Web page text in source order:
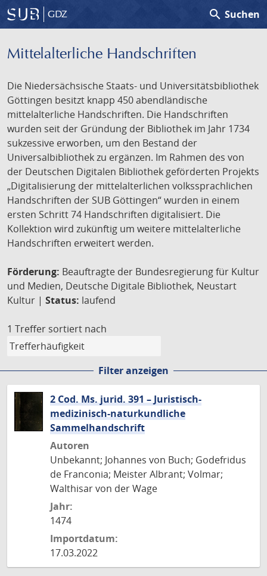
GDZ search Suchen
Mittelalterliche Handschriften
Die Niedersächsische Staats- und Universitätsbibliothek
Göttingen besitzt knapp 450 abendländische
mittelalterliche Handschriften. Die Handschriften
wurden seit der Gründung der Bibliothek im Jahr 1734
sukzessive erworben, um den Bestand der
Universalbibliothek zu ergänzen. Im Rahmen des von
der Deutschen Digitalen Bibliothek geförderten Projekts
„Digitalisierung der mittelalterlichen volkssprachlichen
Handschriften der SUB Göttingen“ wurden in einem
ersten Schritt 74 Handschriften digitalisiert. Die
Kollektion wird zukünftig um weitere mittelalterliche
Handschriften erweitert werden.
Förderung: Beauftragte der Bundesregierung für Kultur
und Medien, Deutsche Digitale Bibliothek, Neustart
Kultur | Status: laufend
1 Treffer sortiert nach
Filter anzeigen
2 Cod. Ms. jurid. 391 – Juristisch-
medizinisch-naturkundliche
Sammelhandschrift
Autoren
Unbekannt; Johannes von Buch; Godefridus
de Franconia; Meister Albrant; Volmar;
Walthisar von der Wage
Jahr:
1474
Importdatum:
17.03.2022